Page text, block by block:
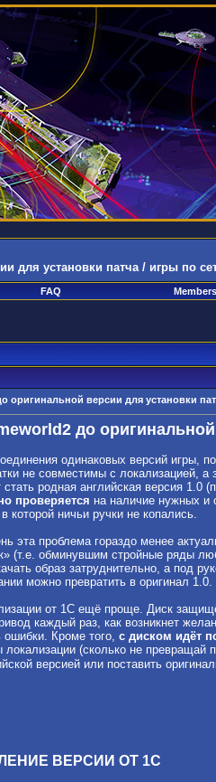
для установки патча / игры по
FAQ
оригинальной версии для установки
до
одинаковых версий игры,
не совместимы с локализацией,
родная английская версия 1.0
проверяется на наличие нужных и
которой ничьи ручки не копались.
эта проблема гораздо менее
(т.е. обминувшим стройные ряды
образ затруднительно, а под
можно превратить в оригинал 1.0.
от 1С ещё проще. Диск
каждый раз, как возникнет
ошибки. Кроме того, с диском идёт
(сколько не превращай
версией или поставить
ВЕРСИИ ОТ 1С